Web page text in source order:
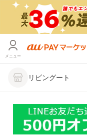
メニュー
リビングート